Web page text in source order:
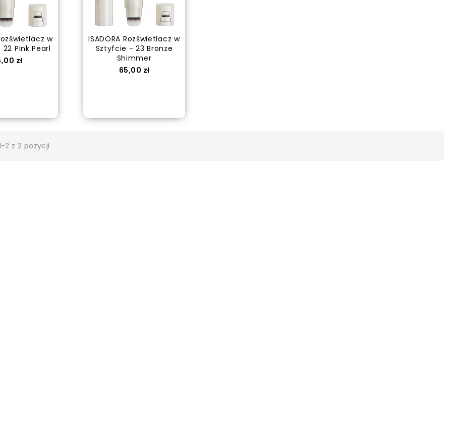
WELLATON Farba do...
Cena
21,50 zł
w
Pink Pearl
zł
ISADORA Rozświetlacz w
Sztyfcie - 23 Bronze
Shimmer
Cena
65,00 zł
2 z 2 pozycji